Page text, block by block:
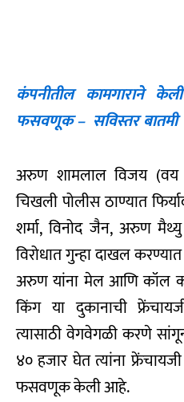
कंपनीतील कामगाराने
फसवणूक – सविस्तर बातमी
अरुण शामलाल विजय (वय
चिखली पोलीस ठाण्यात
शर्मा, विनोद जैन, अरुण
विरोधात गुन्हा दाखल
अरुण यांना मेल आणि कॉल
किंग या दुकानाची
त्यासाठी वेगवेगळी करणे
४० हजार घेत त्यांना
फसवणूक केली आहे.